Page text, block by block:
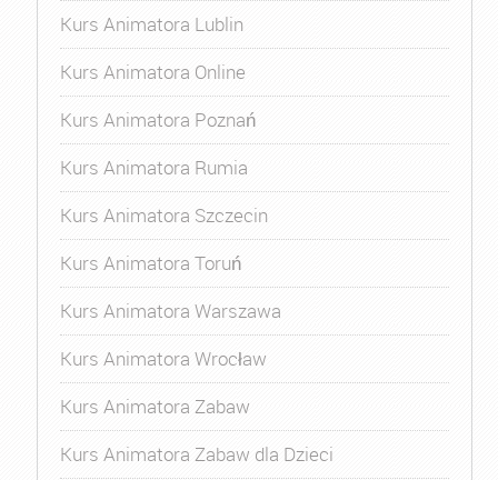
Kurs Animatora Lublin
Kurs Animatora Online
Kurs Animatora Poznań
Kurs Animatora Rumia
Kurs Animatora Szczecin
Kurs Animatora Toruń
Kurs Animatora Warszawa
Kurs Animatora Wrocław
Kurs Animatora Zabaw
Kurs Animatora Zabaw dla Dzieci